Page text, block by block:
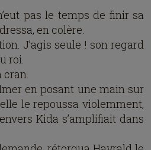
pas le temps de finir sa
en colère.
J’agis seule ! son regard
roi.
en posant une main sur
le repoussa violemment,
Kida s’amplifiait dans